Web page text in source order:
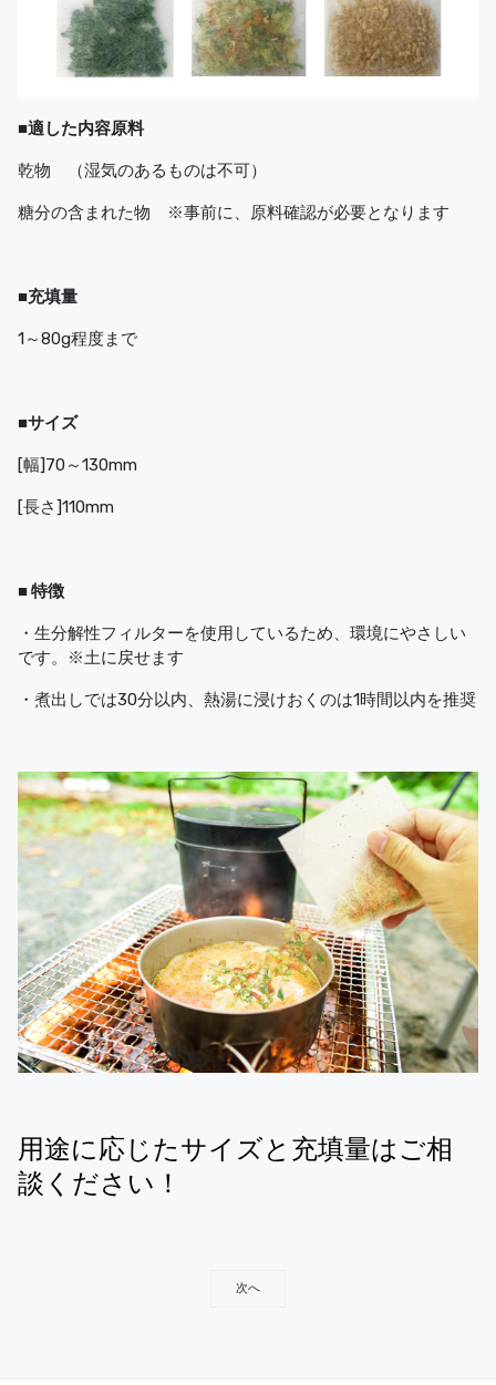
■適した内容原料
乾物 （湿気のあるものは不可）
糖分の含まれた物 ※事前に、原料確認が必要となります
■充填量
1～80g程度まで
■サイズ
[幅]70～130mm
[長さ]110mm
■ 特徴
・生分解性フィルターを使用しているため、環境にやさしい
です。※土に戻せます
・煮出しでは30分以内、熱湯に浸けおくのは1時間以内を推奨
用途に応じたサイズと充填量はご相
談ください！
次へ